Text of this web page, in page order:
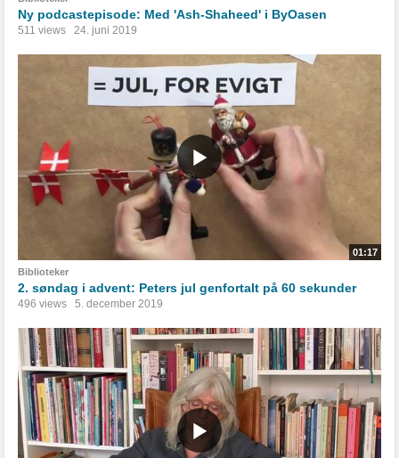
Ny podcastepisode: Med 'Ash-Shaheed' i ByOasen
511 views 24. juni 2019
01:17
Biblioteker
2. søndag i advent: Peters jul genfortalt på 60 sekunder
496 views 5. december 2019